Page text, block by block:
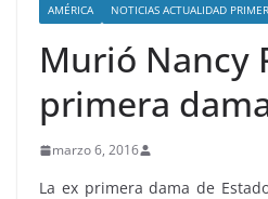
AMÉRICA NOTICIAS ACTUALIDAD
Murió Nancy
primera
marzo 6, 2016
La ex primera dama de